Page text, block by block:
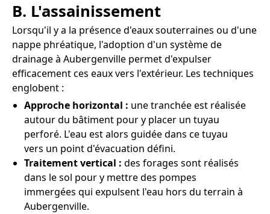
B. L'assainissement
Lorsqu'il y a la présence d'eaux souterraines ou d'une
nappe phréatique, l'adoption d'un système de
drainage à Aubergenville permet d'expulser
efficacement ces eaux vers l'extérieur. Les techniques
englobent :
Approche horizontal : une tranchée est réalisée
autour du bâtiment pour y placer un tuyau
perforé. L'eau est alors guidée dans ce tuyau
vers un point d'évacuation défini.
Traitement vertical : des forages sont réalisés
dans le sol pour y mettre des pompes
immergées qui expulsent l'eau hors du terrain à
Aubergenville.